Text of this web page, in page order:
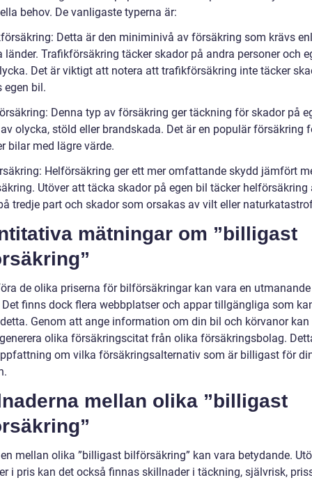
behov. De vanligaste typerna är:
Detta är den miniminivå av försäkring som krävs
länder. Trafikförsäkring täcker skador på andra personer och
Det är viktigt att notera att trafikförsäkring inte täcker
egen bil.
Denna typ av försäkring ger täckning för skador på
olycka, stöld eller brandskada. Det är en populär försäkring
bilar med lägre värde.
Helförsäkring ger ett mer omfattande skydd jämfört
Utöver att täcka skador på egen bil täcker helförsäkring
tredje part och skador som orsakas av vilt eller
mätningar om ”billigast
de olika priserna för bilförsäkringar kan vara en utmanande
finns dock flera webbplatser och appar tillgängliga som
Genom att ange information om din bil och körvanor kan
olika försäkringscitat från olika försäkringsbolag.
om vilka försäkringsalternativ som är billigast för
mellan olika ”billigast
mellan olika ”billigast bilförsäkring” kan vara betydande.
i pris kan det också finnas skillnader i täckning, självrisk,